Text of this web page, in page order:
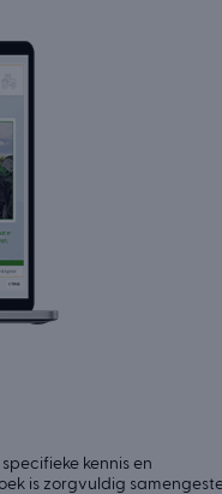
kennis en
is zorgvuldig